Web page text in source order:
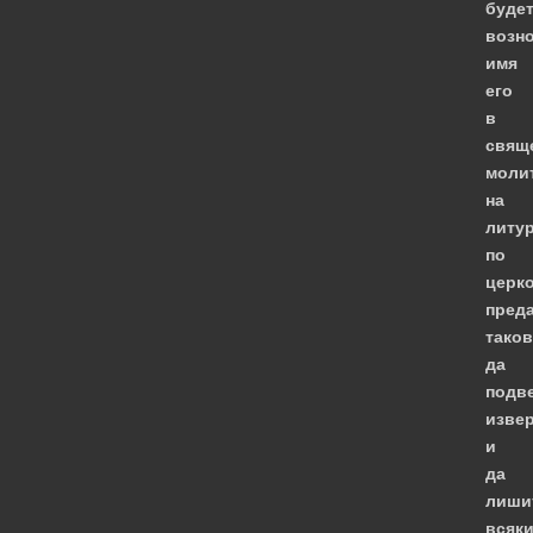
будет
имя
его
в
на
по
да
и
да